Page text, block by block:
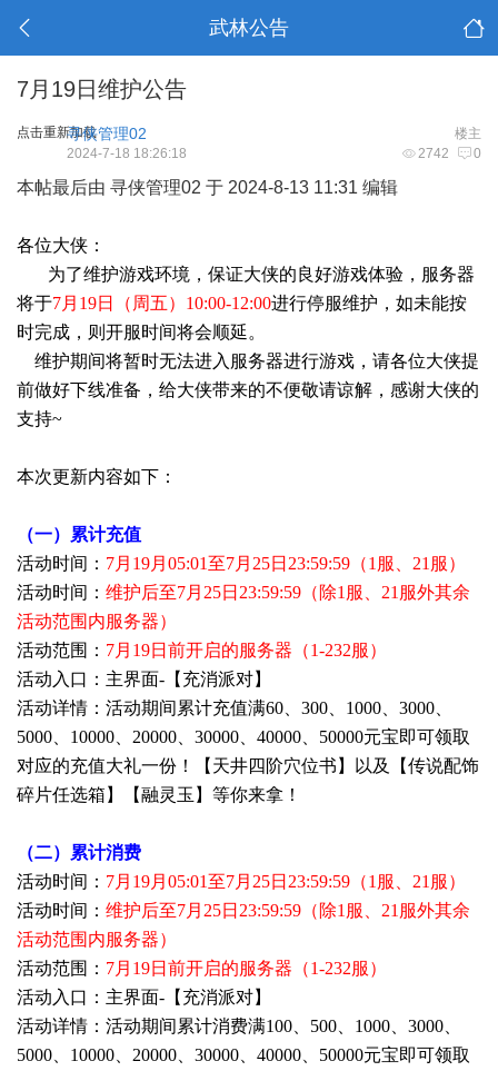
武林公告
7月19日维护公告
点击重新加载 楼主
寻侠管理02
2742 0
2024-7-18 18:26:18
本帖最后由 寻侠管理02 于 2024-8-13 11:31 编辑
各位大侠：
为了维护游戏环境，保证大侠的良好游戏体验，服务器
将于7月19日（周五）10:00-12:00进行停服维护，如未能按
时完成，则开服时间将会顺延。
维护期间将暂时无法进入服务器进行游戏，请各位大侠提
前做好下线准备，给大侠带来的不便敬请谅解，感谢大侠的
支持~
本次更新内容如下：
（一）累计充值
活动时间： 7月19月05:01至7月25日23:59:59（1服、21服）
活动时间： 维护后至7月25日23:59:59（除1服、21服外其余
活动范围内服务器）
活动范围： 7月19日前开启的服务器（1-232服）
活动入口：主界面-【充消派对】
活动详情：活动期间累计充值满60、300、1000、3000、
5000、10000、20000、30000、40000、50000元宝即可领取
对应的充值大礼一份！【天井四阶穴位书】以及【传说配饰
碎片任选箱】【融灵玉】等你来拿！
（二）累计消费
活动时间： 7月19月05:01至7月25日23:59:59（1服、21服）
活动时间： 维护后至7月25日23:59:59（除1服、21服外其余
活动范围内服务器）
活动范围： 7月19日前开启的服务器（1-232服）
活动入口：主界面- 【 充消派对】
活动详情：活动期间累计消费满100、500、1000、3000、
5000、10000、20000、30000、40000、50000元宝即可领取